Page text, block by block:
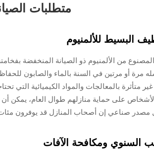
متطلبات
البسيط للألمنيوم
من الألمنيوم ذو الصيانة المنخفضة
مرة أو مرتين في السنة بالماء والصابون
متأثرة بالمعالجات والمواد الكيميائية التي
على حماية منازلهم طوال العام، يمكن أن
مصدر صناعي إن أصحاب المنازل قد يوفرون مئات
السنوي ومكافحة الآفات